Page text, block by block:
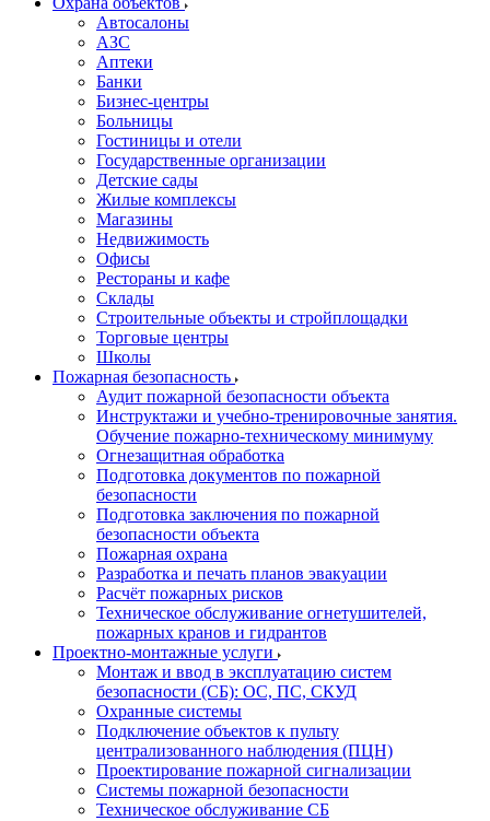
Автосалоны
АЗС
Аптеки
Банки
Бизнес-центры
Больницы
Гостиницы и отели
Государственные организации
Детские сады
Жилые комплексы
Магазины
Недвижимость
Офисы
Рестораны и кафе
Склады
Строительные объекты и стройплощадки
Торговые центры
Школы
Пожарная безопасность
Аудит пожарной безопасности объекта
Инструктажи и учебно-тренировочные занятия.
Обучение пожарно-техническому минимуму
Огнезащитная обработка
Подготовка документов по пожарной
безопасности
Подготовка заключения по пожарной
безопасности объекта
Пожарная охрана
Разработка и печать планов эвакуации
Расчёт пожарных рисков
Техническое обслуживание огнетушителей,
пожарных кранов и гидрантов
Проектно-монтажные услуги
Монтаж и ввод в эксплуатацию систем
безопасности (СБ): ОС, ПС, СКУД
Охранные системы
Подключение объектов к пульту
централизованного наблюдения (ПЦН)
Проектирование пожарной сигнализации
Системы пожарной безопасности
Техническое обслуживание СБ